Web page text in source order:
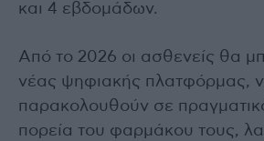
και 4 εβδομάδων.
Από το 2026 οι ασθενείς θα
νέας ψηφιακής πλατφόρμας,
παρακολουθούν σε
πορεία του φαρμάκου τους,